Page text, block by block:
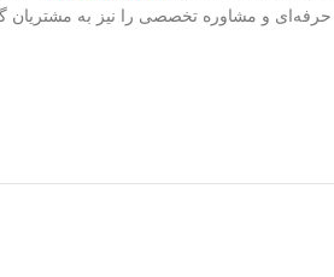
و مشاوره تخصصی را نیز به مشتریان